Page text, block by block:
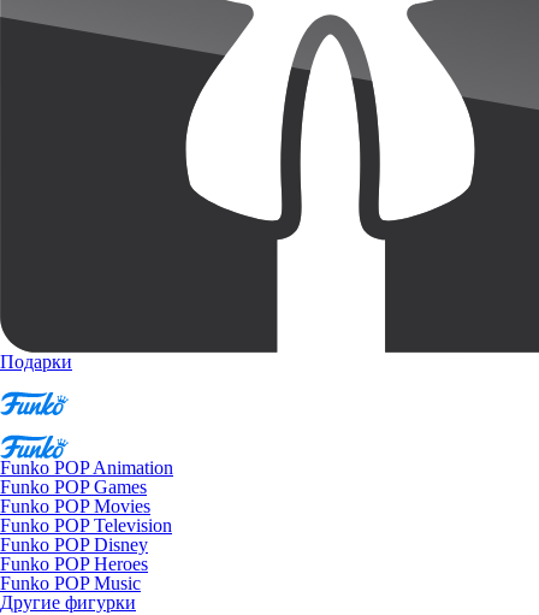
Подарки
Funko POP Animation
Funko POP Games
Funko POP Movies
Funko POP Television
Funko POP Disney
Funko POP Heroes
Funko POP Music
Другие фигурки